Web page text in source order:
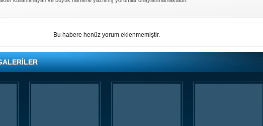
Bu habere henüz yorum eklenmemiştir.